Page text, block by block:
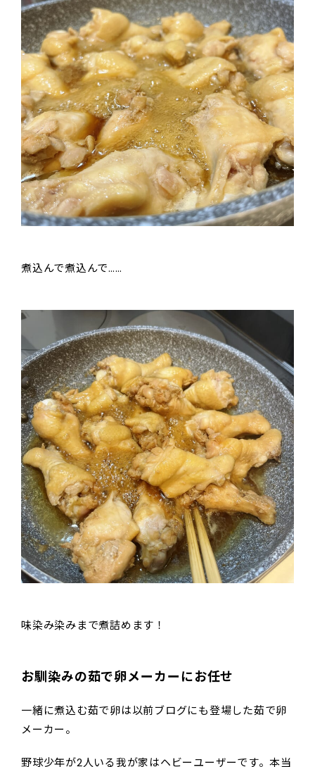
煮込んで煮込んで……
味染み染みまで煮詰めます！
お馴染みの茹で卵メーカーにお任せ
一緒に煮込む茹で卵は以前ブログにも登場した茹で卵
メーカー。
野球少年が2人いる我が家はヘビーユーザーです。本当